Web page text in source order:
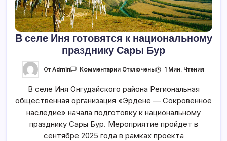
В селе Иня готовятся к национальному
празднику Сары Бур
ОтAdmin КомментарииК
Селе
Иня
Готовятся
Национальному
Празднику
Сары
Бур
Отключены 1 Мин. Чтения
В селе Иня Онгудайского района Региональная
общественная организация «Эрдене — Сокровенное
наследие» начала подготовку к национальному
празднику Сары Бур. Мероприятие пройдет в
сентябре 2025 года в рамках проекта